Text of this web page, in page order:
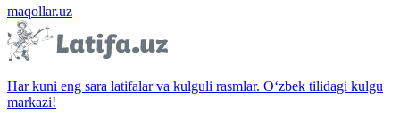
maqollar.uz
Har kuni eng sara latifalar va kulguli rasmlar. O‘zbek tilidagi kulgu
markazi!